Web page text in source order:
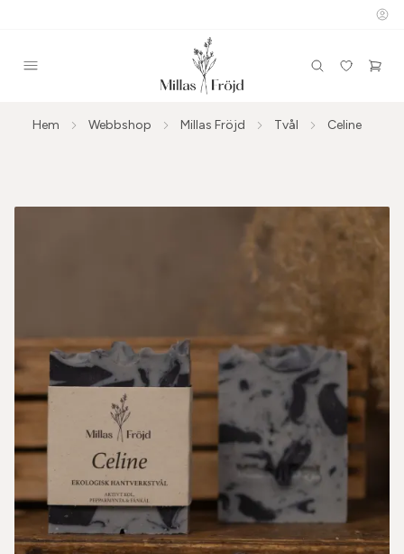
Hem Webbshop Millas Fröjd Tvål Celine